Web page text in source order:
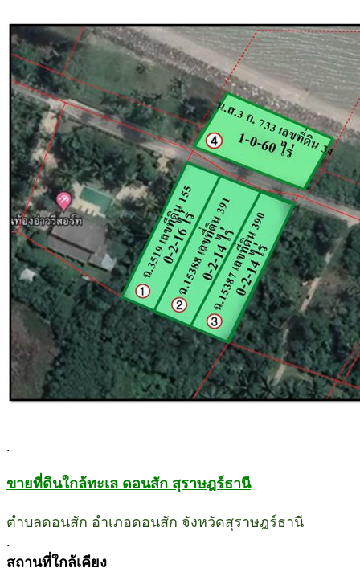
.
ขายที่ดินใกล้ทะเล ดอนสัก สุราษฎร์ธานี
ตำบลดอนสัก อำเภอดอนสัก จังหวัดสุราษฎร์ธานี
.
สถานที่ใกล้เคียง